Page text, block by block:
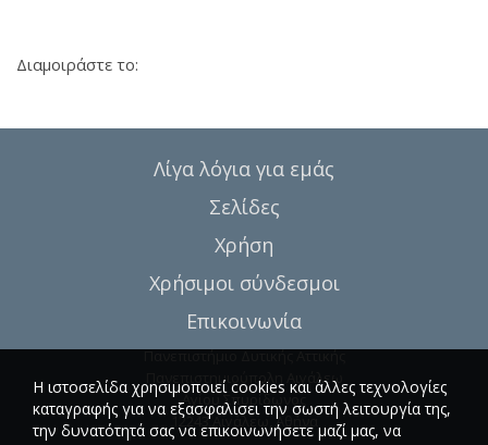
Διαμοιράστε το:
Λίγα λόγια για εμάς
Σελίδες
Χρήση
Χρήσιμοι σύνδεσμοι
Επικοινωνία
Πανεπιστήμιο Δυτικής Αττικής
Πανεπιστημιούπολη Αιγάλεω
Αγίου Σπυρίδωνος
12243 Αιγάλεω, Αθήνα
Η ιστοσελίδα χρησιμοποιεί cookies και άλλες τεχνολογίες
καταγραφής για να εξασφαλίσει την σωστή λειτουργία της,
την δυνατότητά σας να επικοινωνήσετε μαζί μας, να